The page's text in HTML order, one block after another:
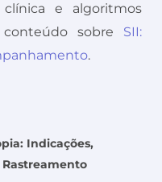
e algoritmos
sobre SII:
.
Indicações,
Rastreamento